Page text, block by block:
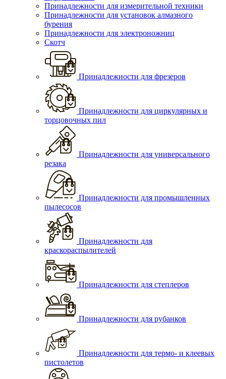
Принадлежности для измерительной техники
Принадлежности для установок алмазного
бурения
Принадлежности для электроножниц
Скотч
Принадлежности для фрезеров
Принадлежности для циркулярных и
торцовочных пил
Принадлежности для универсального
резака
Принадлежности для промышленных
пылесосов
Принадлежности для
краскораспылителей
Принадлежности для степлеров
Принадлежности для рубанков
Принадлежности для термо- и клеевых
пистолетов